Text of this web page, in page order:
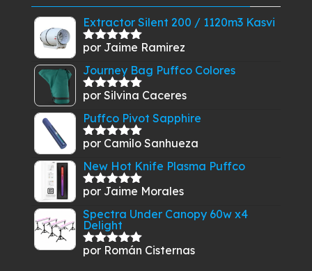
$19.900.$17.410.
Extractor Silent 200 / 1120m3 Kasvi
Valorado
por Jaime Ramirez
Journey Bag Puffco Colores
Valorado
por Silvina Caceres
Puffco Pivot Sapphire
Valorado
por Camilo Sanhueza
New Hot Knife Plasma Puffco
Valorado
por Jaime Morales
Spectra Under Canopy 60w x4
Delight
Valorado
por Román Cisternas